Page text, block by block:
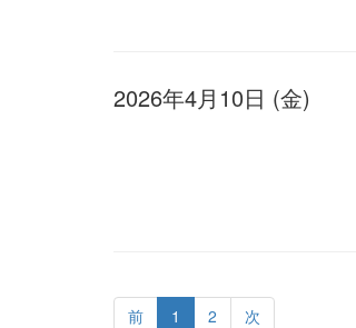
2026年4月10日 (金)
前 1 2 次